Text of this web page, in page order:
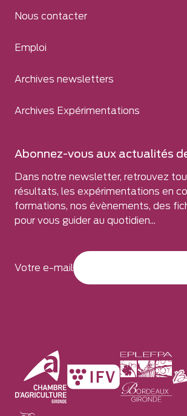
Nous contacter
Emploi
Archives newsletters
Archives Expérimentations
Abonnez-vous aux actualités
Dans notre newsletter, retrouvez
résultats, les expérimentations en
formations, nos évènements, des
pour vous guider au quotidien...
Votre e-mail